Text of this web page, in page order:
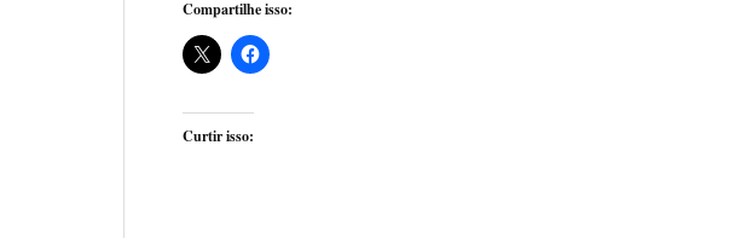
Compartilhe isso:
Curtir isso: